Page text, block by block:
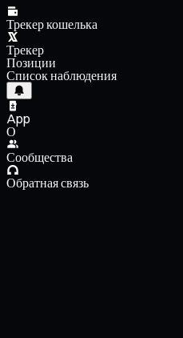
Трекер кошелька
Трекер
Позиции
Список наблюдения
App
О
Сообщества
Обратная связь